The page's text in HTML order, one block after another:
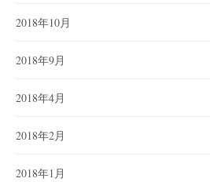
2018年10月
2018年9月
2018年4月
2018年2月
2018年1月